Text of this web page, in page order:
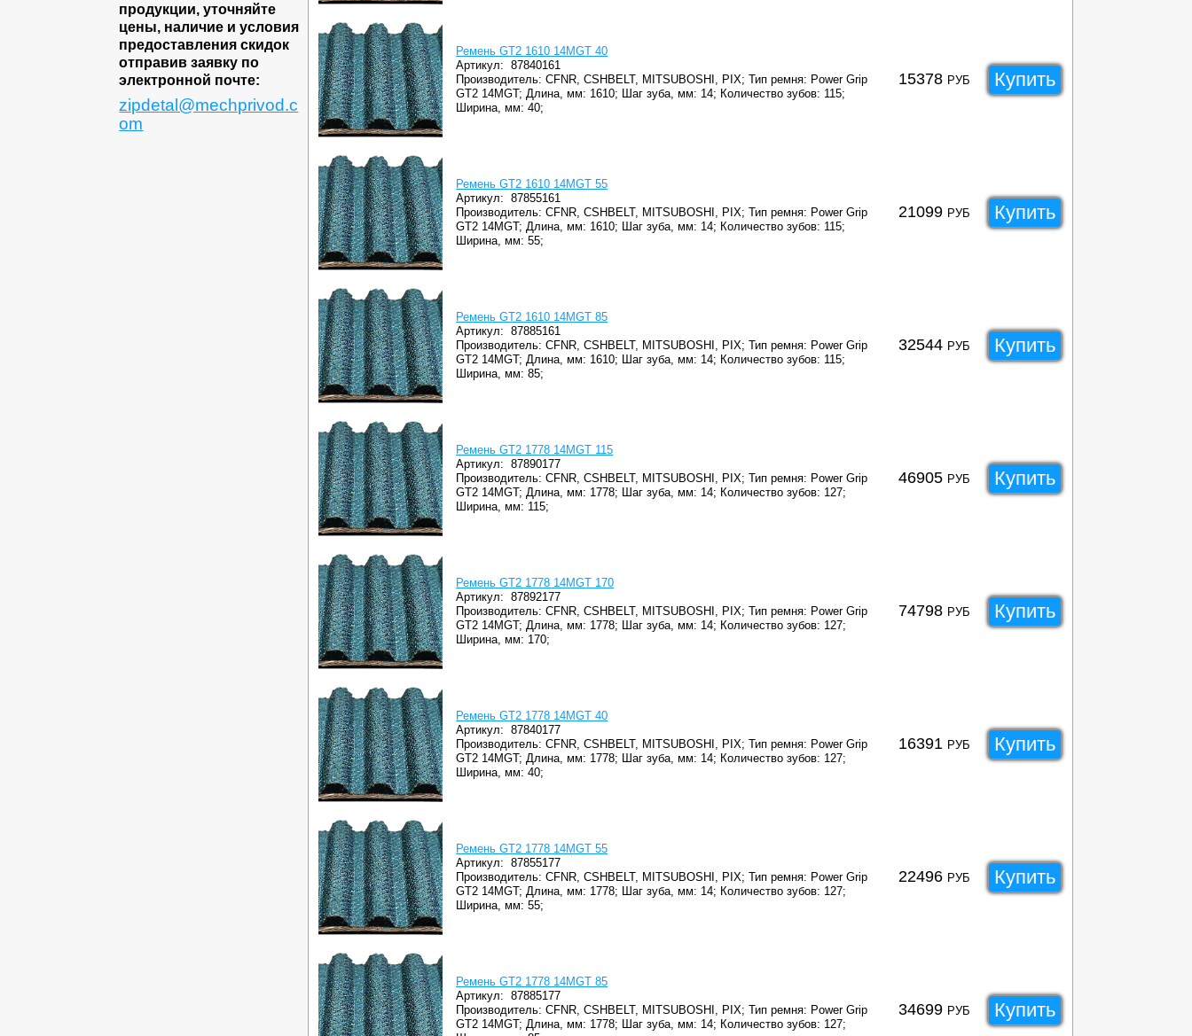
продукции, уточняйте
цены, наличие и условия
предоставления скидок
отправив заявку по
электронной почте:
zipdetal@mechprivod.c
om
Ремень GT2 1610 14MGT 40
Артикул:87840161
Производитель: CFNR, CSHBELT, MITSUBOSHI, PIX; Тип ремня: Power Grip
GT2 14MGT; Длина, мм: 1610; Шаг зуба, мм: 14; Количество зубов: 115;
Ширина, мм: 40;
15378 РУБ Купить
Ремень GT2 1610 14MGT 55
Артикул:87855161
Производитель: CFNR, CSHBELT, MITSUBOSHI, PIX; Тип ремня: Power Grip
GT2 14MGT; Длина, мм: 1610; Шаг зуба, мм: 14; Количество зубов: 115;
Ширина, мм: 55;
21099 РУБ Купить
Ремень GT2 1610 14MGT 85
Артикул:87885161
Производитель: CFNR, CSHBELT, MITSUBOSHI, PIX; Тип ремня: Power Grip
GT2 14MGT; Длина, мм: 1610; Шаг зуба, мм: 14; Количество зубов: 115;
Ширина, мм: 85;
32544 РУБ Купить
Ремень GT2 1778 14MGT 115
Артикул:87890177
Производитель: CFNR, CSHBELT, MITSUBOSHI, PIX; Тип ремня: Power Grip
GT2 14MGT; Длина, мм: 1778; Шаг зуба, мм: 14; Количество зубов: 127;
Ширина, мм: 115;
46905 РУБ Купить
Ремень GT2 1778 14MGT 170
Артикул:87892177
Производитель: CFNR, CSHBELT, MITSUBOSHI, PIX; Тип ремня: Power Grip
GT2 14MGT; Длина, мм: 1778; Шаг зуба, мм: 14; Количество зубов: 127;
Ширина, мм: 170;
74798 РУБ Купить
Ремень GT2 1778 14MGT 40
Артикул:87840177
Производитель: CFNR, CSHBELT, MITSUBOSHI, PIX; Тип ремня: Power Grip
GT2 14MGT; Длина, мм: 1778; Шаг зуба, мм: 14; Количество зубов: 127;
Ширина, мм: 40;
16391 РУБ Купить
Ремень GT2 1778 14MGT 55
Артикул:87855177
Производитель: CFNR, CSHBELT, MITSUBOSHI, PIX; Тип ремня: Power Grip
GT2 14MGT; Длина, мм: 1778; Шаг зуба, мм: 14; Количество зубов: 127;
Ширина, мм: 55;
22496 РУБ Купить
Ремень GT2 1778 14MGT 85
Артикул:87885177
Производитель: CFNR, CSHBELT, MITSUBOSHI, PIX; Тип ремня: Power Grip
GT2 14MGT; Длина, мм: 1778; Шаг зуба, мм: 14; Количество зубов: 127;
34699 РУБ Купить